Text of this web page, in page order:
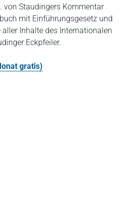
von Staudingers Kommentar
mit Einführungsgesetz und
Inhalte des Internationalen
Eckpfeiler.
gratis)